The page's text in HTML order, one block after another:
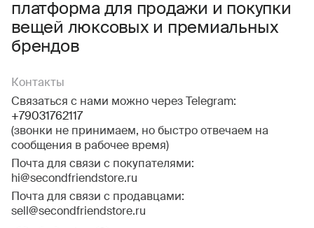
платформа для продажи и покупки
вещей люксовых и премиальных
брендов
Контакты
Связаться с нами можно через Telegram:
+79031762117
(звонки не принимаем, но быстро отвечаем на
сообщения в рабочее время)
Почта для связи с покупателями:
hi@secondfriendstore.ru
Почта для связи с продавцами:
sell@secondfriendstore.ru